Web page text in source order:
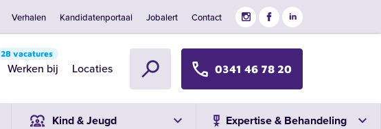
Verhalen Kandidatenportaal Jobalert Contact
Werken bij
28 vacatures
Locaties 0341 46 78 20
Kind & Jeugd Expertise & Behandeling